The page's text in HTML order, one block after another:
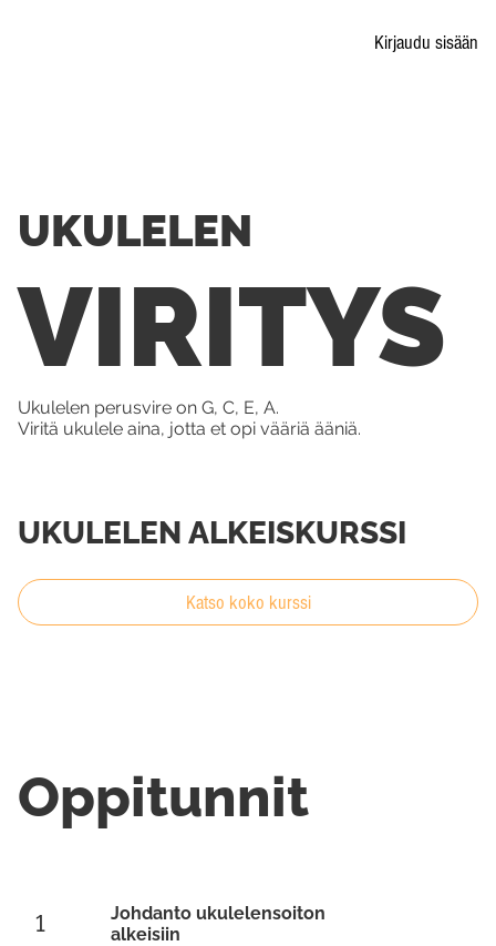
Kirjaudu sisään
Katso koko kurssi
UKULELEN
VIRITYS
UKULELEN ALKEISKURSSI
Ukulelen perusvire on G, C, E, A.
Viritä ukulele aina, jotta et opi vääriä ääniä.
Johdanto ukulelensoiton
alkeisiin
1
Oppitunnit